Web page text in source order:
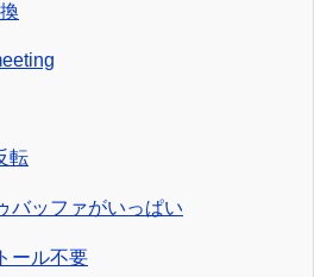
転
バッファがいっぱい
ール不要